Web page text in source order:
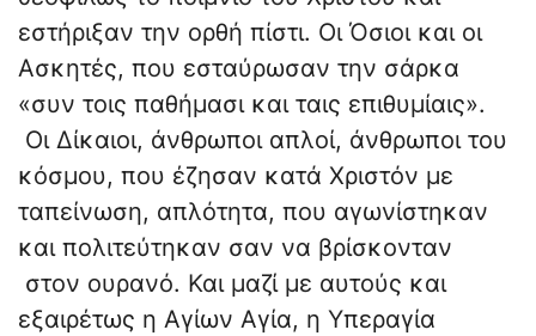
εστήριξαν την ορθή πίστι. Οι Όσιοι και οι
Ασκητές, που εσταύρωσαν την σάρκα
«συν τοις παθήμασι και ταις επιθυμίαις».
Οι Δίκαιοι, άνθρωποι απλοί, άνθρωποι του
κόσμου, που έζησαν κατά Χριστόν με
ταπείνωση, απλότητα, που αγωνίστηκαν
και πολιτεύτηκαν σαν να βρίσκονταν
στον ουρανό. Και μαζί με αυτούς και
εξαιρέτως η Αγίων Αγία, η Υπεραγία